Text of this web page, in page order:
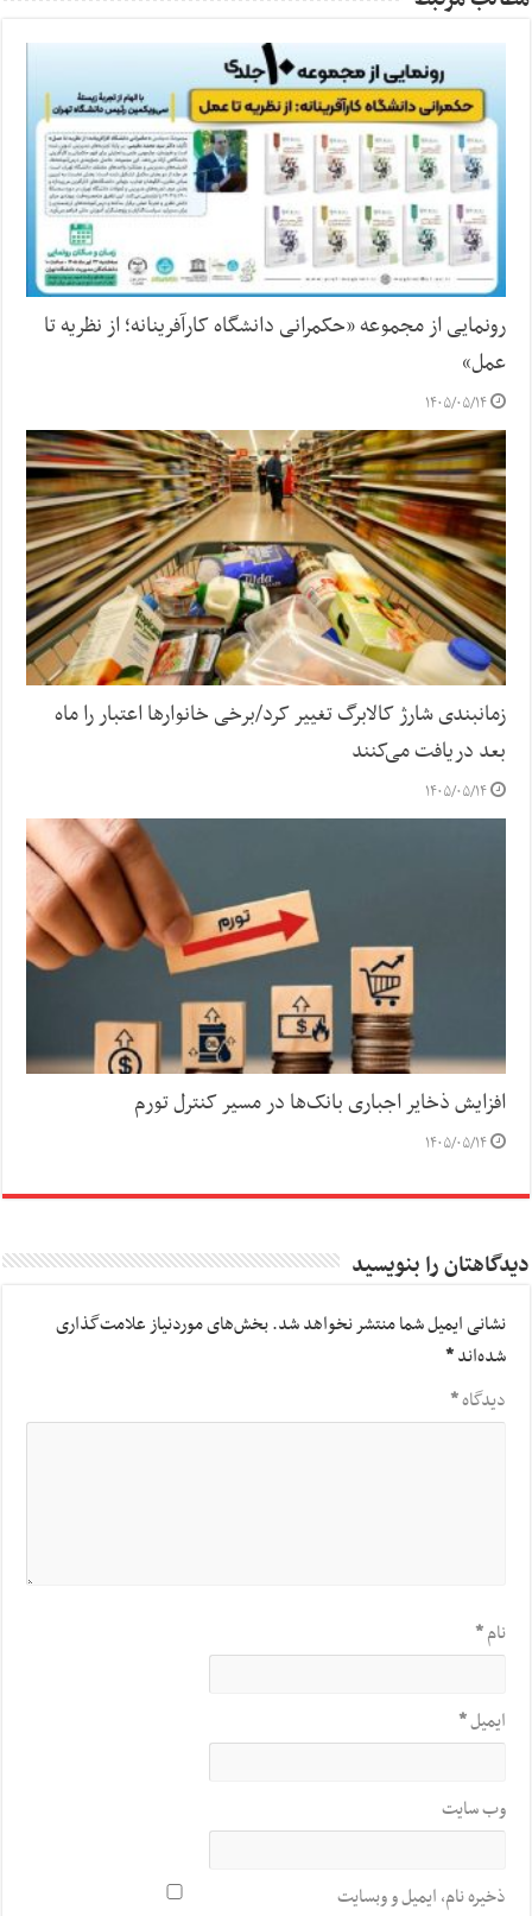
رونمایی از مجموعه «حکمرانی دانشگاه کارآفرینانه؛ از نظریه تا
عمل»
۱۴۰۵/۰۵/۱۴
زمانبندی شارژ کالابرگ تغییر کرد/برخی خانوارها اعتبار را ماه
بعد دریافت می‌کنند
۱۴۰۵/۰۵/۱۴
افزایش ذخایر اجباری بانک‌ها در مسیر کنترل تورم
۱۴۰۵/۰۵/۱۴
دیدگاهتان را بنویسید
نشانی ایمیل شما منتشر نخواهد شد.بخش‌های موردنیاز علامت‌گذاری
شده‌اند*
دیدگاه*
نام*
ایمیل*
وب‌ سایت
ذخیره نام، ایمیل و وبسایت